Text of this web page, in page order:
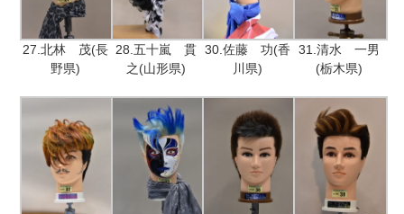
27.北林 茂(長
野県)
28.五十嵐 貫
之(山形県)
30.佐藤 功(香
川県)
31.清水 一男
(栃木県)